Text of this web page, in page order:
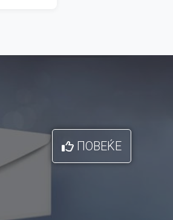
ПОВЕЌЕ